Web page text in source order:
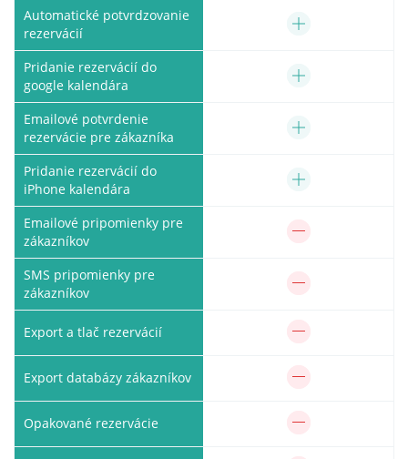
Automatické potvrdzovanie
rezervácií
Pridanie rezervácií do
google kalendára
Emailové potvrdenie
rezervácie pre zákazníka
Pridanie rezervácií do
iPhone kalendára
Emailové pripomienky pre
zákazníkov
SMS pripomienky pre
zákazníkov
Export a tlač rezervácií
Export databázy zákazníkov
Opakované rezervácie